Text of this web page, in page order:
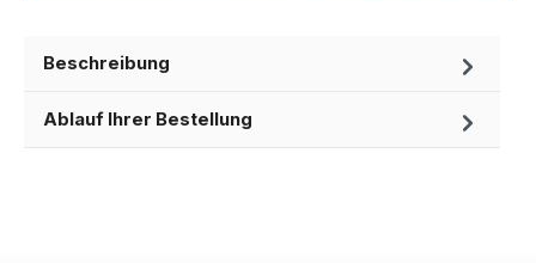
Beschreibung
Ablauf Ihrer Bestellung